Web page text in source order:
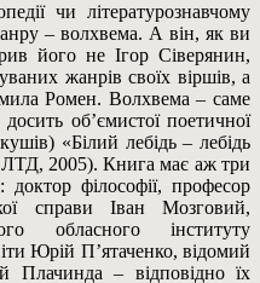
чи літературознавчому
– волхвема. А він, як ви
його не Ігор Сіверянин,
жанрів своїх віршів, а
Ромен. Волхвема – саме
об’ємистої поетичної
«Білий лебідь – лебідь
2005). Книга має аж три
філософії, професор
справи Іван Мозговий,
обласного інституту
Юрій П’ятаченко, відомий
Плачинда – відповідно їх